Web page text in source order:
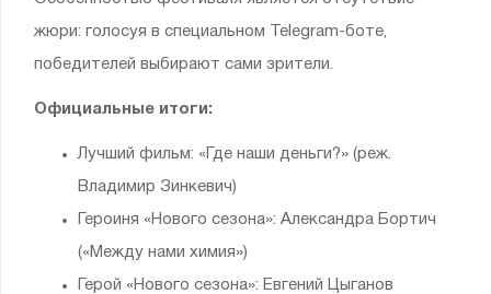
жюри: голосуя в специальном Telegram-боте,
победителей выбирают сами зрители.
Официальные итоги:
Лучший фильм: «Где наши деньги?» (реж.
Владимир Зинкевич)
Героиня «Нового сезона»: Александра Бортич
(«Между нами химия»)
Герой «Нового сезона»: Евгений Цыганов